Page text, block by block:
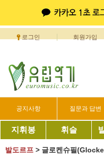
로그인 회원가입
공지사항 질문과 답변
지휘봉 휘슬
발도르프 > 글로켄슈필